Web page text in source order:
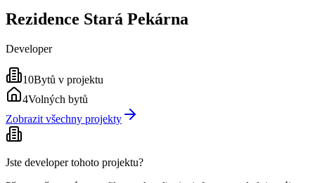
Rezidence Stará Pekárna
Developer
10Bytů v projektu
4Volných bytů
Zobrazit všechny projekty
Jste developer tohoto projektu?